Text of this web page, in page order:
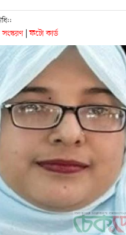
সংস্করণ | ফটো কার্ড